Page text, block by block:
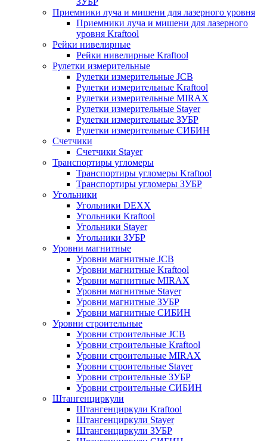
Приемники луча и мишени для лазерного уровня
Приемники луча и мишени для лазерного
уровня Kraftool
Рейки нивелирные
Рейки нивелирные Kraftool
Рулетки измерительные
Рулетки измерительные JCB
Рулетки измерительные Kraftool
Рулетки измерительные MIRAX
Рулетки измерительные Stayer
Рулетки измерительные ЗУБР
Рулетки измерительные СИБИН
Счетчики
Счетчики Stayer
Транспортиры угломеры
Транспортиры угломеры Kraftool
Транспортиры угломеры ЗУБР
Угольники
Угольники DEXX
Угольники Kraftool
Угольники Stayer
Угольники ЗУБР
Уровни магнитные
Уровни магнитные JCB
Уровни магнитные Kraftool
Уровни магнитные MIRAX
Уровни магнитные Stayer
Уровни магнитные ЗУБР
Уровни магнитные СИБИН
Уровни строительные
Уровни строительные JCB
Уровни строительные Kraftool
Уровни строительные MIRAX
Уровни строительные Stayer
Уровни строительные ЗУБР
Уровни строительные СИБИН
Штангенциркули
Штангенциркули Kraftool
Штангенциркули Stayer
Штангенциркули ЗУБР